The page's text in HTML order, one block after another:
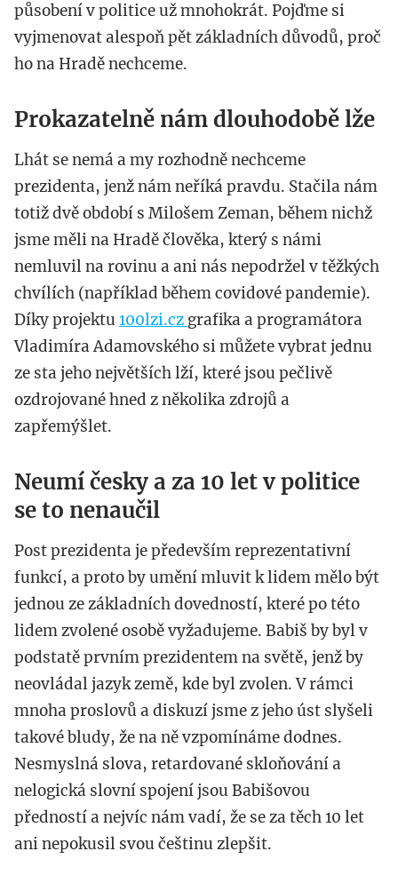
působení v politice už mnohokrát. Pojďme si
vyjmenovat alespoň pět základních důvodů, proč
ho na Hradě nechceme.
Prokazatelně nám dlouhodobě lže
Lhát se nemá a my rozhodně nechceme
prezidenta, jenž nám neříká pravdu. Stačila nám
totiž dvě období s Milošem Zeman, během nichž
jsme měli na Hradě člověka, který s námi
nemluvil na rovinu a ani nás nepodržel v těžkých
chvílích (například během covidové pandemie).
Díky projektu 100lzi.cz grafika a programátora
Vladimíra Adamovského si můžete vybrat jednu
ze sta jeho největších lží, které jsou pečlivě
ozdrojované hned z několika zdrojů a
zapřemýšlet.
Neumí česky a za 10 let v politice
se to nenaučil
Post prezidenta je především reprezentativní
funkcí, a proto by umění mluvit k lidem mělo být
jednou ze základních dovedností, které po této
lidem zvolené osobě vyžadujeme. Babiš by byl v
podstatě prvním prezidentem na světě, jenž by
neovládal jazyk země, kde byl zvolen. V rámci
mnoha proslovů a diskuzí jsme z jeho úst slyšeli
takové bludy, že na ně vzpomínáme dodnes.
Nesmyslná slova, retardované skloňování a
nelogická slovní spojení jsou Babišovou
předností a nejvíc nám vadí, že se za těch 10 let
ani nepokusil svou češtinu zlepšit.